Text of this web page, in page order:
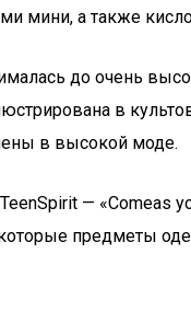
мини, а также
до очень
в
в высокой моде.
—
предметы